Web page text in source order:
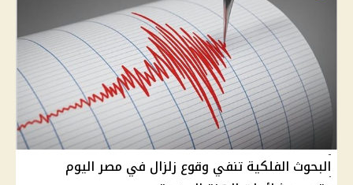
البحوث الفلكية تنفي وقوع زلزال في مصر اليوم